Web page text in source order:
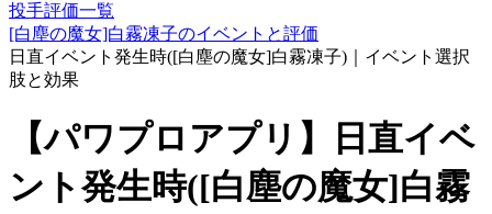
投手評価一覧
[白塵の魔女]白霧凍子のイベントと評価
日直イベント発生時([白塵の魔女]白霧凍子)｜イベント選択
肢と効果
【パワプロアプリ】日直イベ
ント発生時([白塵の魔女]白霧